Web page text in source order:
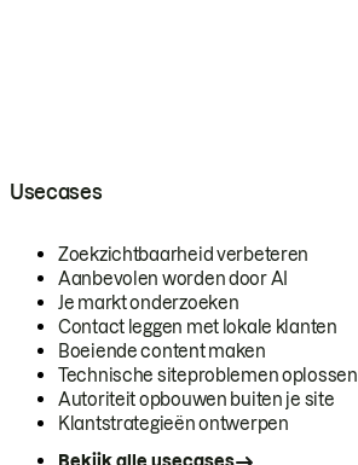
Usecases
Zoekzichtbaarheid verbeteren
Aanbevolen worden door AI
Je markt onderzoeken
Contact leggen met lokale klanten
Boeiende content maken
Technische siteproblemen oplossen
Autoriteit opbouwen buiten je site
Klantstrategieën ontwerpen